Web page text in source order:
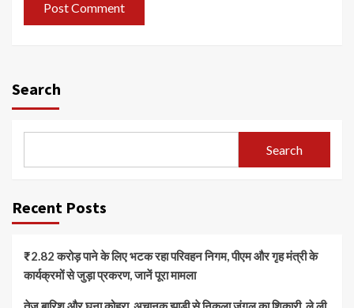
Search
Search
Recent Posts
₹2.82 करोड़ पाने के लिए भटक रहा परिवहन निगम, पीएम और गृह मंत्री के
कार्यक्रमों से जुड़ा प्रकरण, जानें पूरा मामला